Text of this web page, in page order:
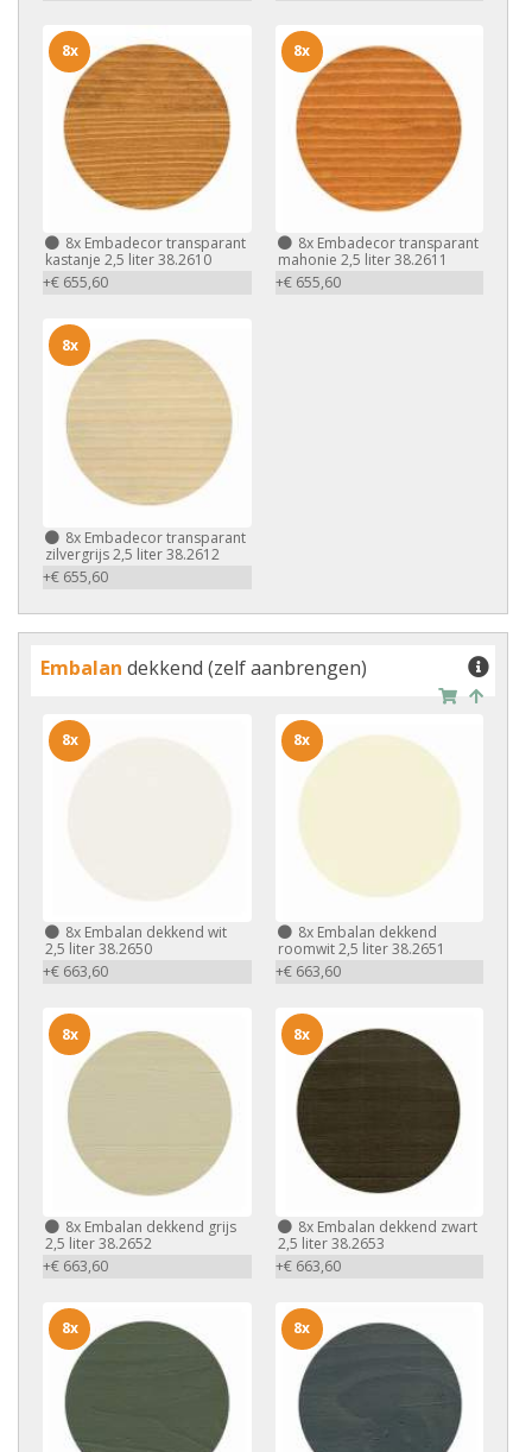
8x Embadecor transparant
kastanje 2,5 liter 38.2610
+€ 655,60
8x
8xEmbadecor transparant
mahonie 2,5 liter 38.2611
+€ 655,60
8x
8x Embadecor transparant
zilvergrijs 2,5 liter 38.2612
+€ 655,60
8x
Embalan dekkend (zelf aanbrengen)
8x Embalan dekkend wit
2,5 liter 38.2650
+€ 663,60
8x
8xEmbalan dekkend
roomwit 2,5 liter 38.2651
+€ 663,60
8x
8x Embalan dekkend grijs
2,5 liter 38.2652
+€ 663,60
8x
8xEmbalan dekkend zwart
2,5 liter 38.2653
+€ 663,60
8x
8x 8x